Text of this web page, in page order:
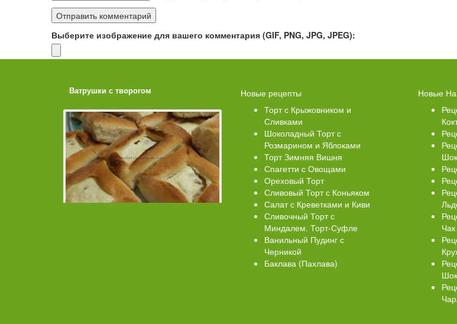
Выберите изображение для вашего комментария (GIF, PNG, JPG, JPEG):
Ватрушки с творогом Торт со Свеклой Торт Медовик
Новые рецепты
Торт с Крыжовником и
Сливками
Шоколадный Торт с
Розмарином и Яблоками
Торт Зимняя Вишня
Спагетти с Овощами
Ореховый Торт
Сливовый Торт с Коньяком
Салат с Креветками и Киви
Сливочный Торт с
Миндалем. Торт-Суфле
Ванильный Пудинг с
Черникой
Баклава (Пахлава)
Новые